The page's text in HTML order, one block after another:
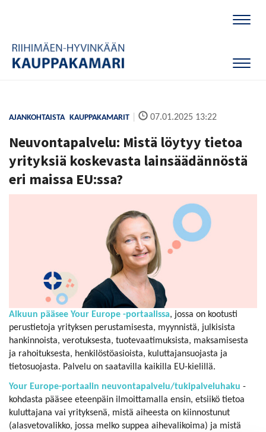
AJANKOHTAISTA KAUPPAKAMARIT 07.01.2025 13:22
Neuvontapalvelu: Mistä löytyy tietoa
yrityksiä koskevasta lainsäädännöstä
eri maissa EU:ssa?
Alkuun pääsee Your Europe -portaalissa, jossa on kootusti
perustietoja yrityksen perustamisesta, myynnistä, julkisista
hankinnoista, verotuksesta, tuotevaatimuksista, maksamisesta
ja rahoituksesta, henkilöstöasioista, kuluttajansuojasta ja
tietosuojasta. Palvelu on saatavilla kaikilla EU-kielillä.
Your Europe-portaalin neuvontapalvelu/tukipalveluhaku -
kohdasta pääsee eteenpäin ilmoittamalla ensin, etsiikö tietoa
kuluttajana vai yrityksenä, mistä aiheesta on kiinnostunut
(alasvetovalikko, jossa melko suppea aihevalikoima) ja mistä